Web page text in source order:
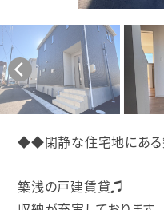
◆◆閑静な住宅地にあ
築浅の戸建賃貸♫